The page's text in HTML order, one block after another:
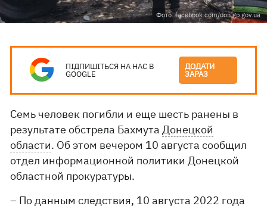
Фото: facebook.com/don.gp.gov.ua
ПІДПИШІТЬСЯ НА НАС В
GOOGLE
ДОДАТИ
ЗАРАЗ
Семь человек погибли и еще шесть ранены в
результате обстрела БахмутаДонецкой
области. Об этом вечером 10 августа сообщил
отдел информационной политики Донецкой
областной прокуратуры.
– По данным следствия, 10 августа 2022 года